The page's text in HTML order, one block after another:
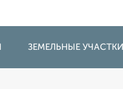
ЗЕМЕЛЬНЫЕ УЧАСТКИ